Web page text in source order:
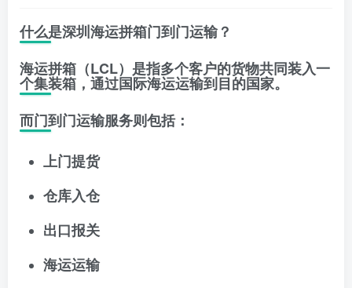
什么是深圳海运拼箱门到门运输？
海运拼箱（LCL）是指多个客户的货物共同装入一
个集装箱，通过国际海运运输到目的国家。
而门到门运输服务则包括：
上门提货
仓库入仓
出口报关
海运运输